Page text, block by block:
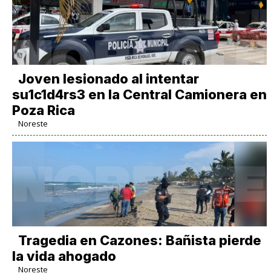
Joven lesionado al intentar
su1c1d4rs3 en la Central Camionera en
Poza Rica
Noreste
Tragedia en Cazones: Bañista pierde
la vida ahogado
Noreste